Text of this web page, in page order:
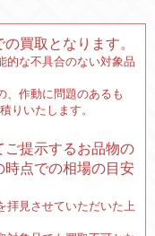
買取となります。
的な不具合のない対象品
、作動に問題のあるも
りいたします。
提示するお品物の
点での相場の目安
拝見させていただいた上